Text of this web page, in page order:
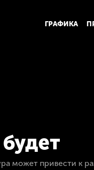
ГРАФИКА
может привести к